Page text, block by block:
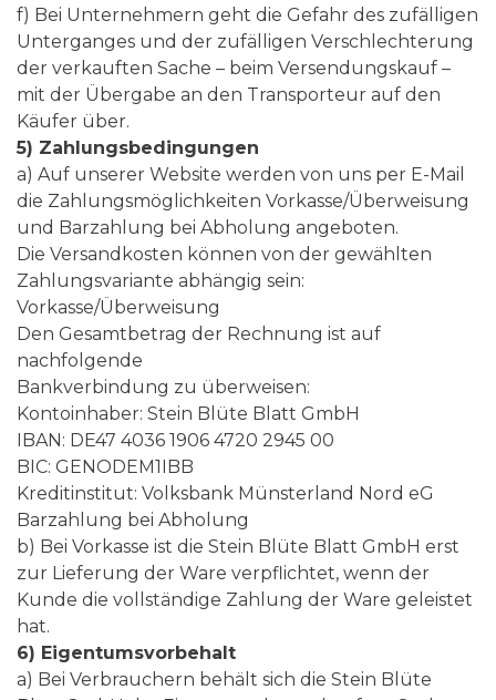
f) Bei Unternehmern geht die Gefahr des zufälligen
Unterganges und der zufälligen Verschlechterung
der verkauften Sache – beim Versendungskauf –
mit der Übergabe an den Transporteur auf den
Käufer über.
5) Zahlungsbedingungen
a) Auf unserer Website werden von uns per E-Mail
die Zahlungsmöglichkeiten Vorkasse/Überweisung
und Barzahlung bei Abholung angeboten.
Die Versandkosten können von der gewählten
Zahlungsvariante abhängig sein:
Vorkasse/Überweisung
Den Gesamtbetrag der Rechnung ist auf
nachfolgende
Bankverbindung zu überweisen:
Kontoinhaber: Stein Blüte Blatt GmbH
IBAN: DE47 4036 1906 4720 2945 00
BIC: GENODEM1IBB
Kreditinstitut: Volksbank Münsterland Nord eG
Barzahlung bei Abholung
b) Bei Vorkasse ist die Stein Blüte Blatt GmbH erst
zur Lieferung der Ware verpflichtet, wenn der
Kunde die vollständige Zahlung der Ware geleistet
hat.
6) Eigentumsvorbehalt
a) Bei Verbrauchern behält sich die Stein Blüte